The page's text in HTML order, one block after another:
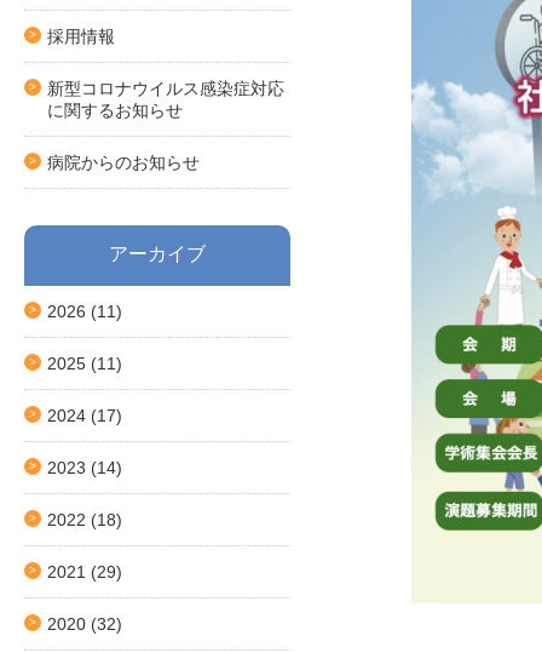
採用情報
新型コロナウイルス感染症対応
に関するお知らせ
病院からのお知らせ
アーカイブ
2026 (11)
2025 (11)
2024 (17)
2023 (14)
2022 (18)
2021 (29)
2020 (32)